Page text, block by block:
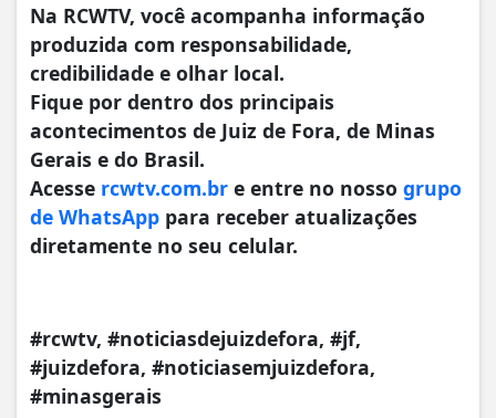
Na RCWTV, você acompanha informação
produzida com responsabilidade,
credibilidade e olhar local.
Fique por dentro dos principais
acontecimentos de Juiz de Fora, de Minas
Gerais e do Brasil.
Acesse rcwtv.com.br e entre no nosso grupo
de WhatsApp para receber atualizações
diretamente no seu celular.
#rcwtv, #noticiasdejuizdefora, #jf,
#juizdefora, #noticiasemjuizdefora,
#minasgerais